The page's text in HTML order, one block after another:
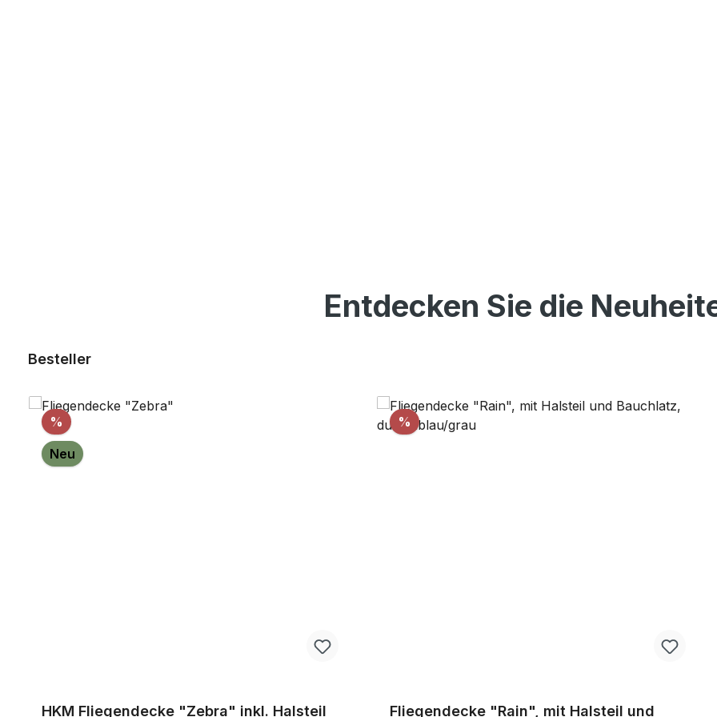
Entdecken Sie die
Produktgalerie überspringen
Besteller
% Rabatt
Neu
HKM Fliegendecke "Zebra" inkl. Halsteil
% Rabatt
Fliegendecke "Rain", mit Halsteil und